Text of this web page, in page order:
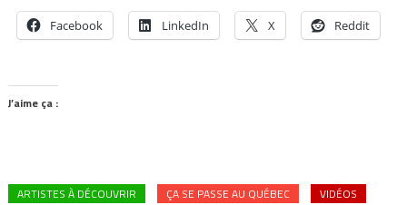
Facebook LinkedIn X Reddit
J’aime ça :
ARTISTES À DÉCOUVRIR ÇA SE PASSE AU QUÉBEC VIDÉOS